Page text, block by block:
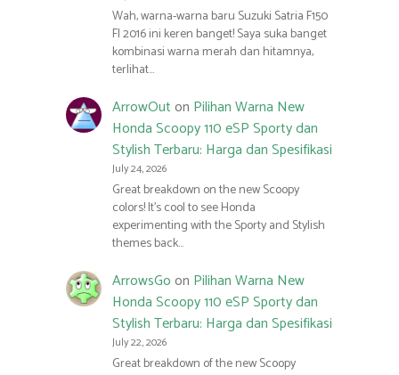
Wah, warna-warna baru Suzuki Satria F150
FI 2016 ini keren banget! Saya suka banget
kombinasi warna merah dan hitamnya,
terlihat…
ArrowOuton Pilihan Warna New
Honda Scoopy 110 eSP Sporty dan
Stylish Terbaru: Harga dan Spesifikasi
July 24, 2026
Great breakdown on the new Scoopy
colors! It’s cool to see Honda
experimenting with the Sporty and Stylish
themes back…
ArrowsGoon Pilihan Warna New
Honda Scoopy 110 eSP Sporty dan
Stylish Terbaru: Harga dan Spesifikasi
July 22, 2026
Great breakdown of the new Scoopy